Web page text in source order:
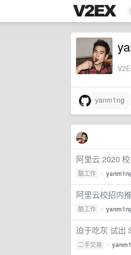
yanm1ng
阿里云 2020
酷工作 •
阿里云校招内
酷工作 •
迫于吃灰 试出
二手交易 •